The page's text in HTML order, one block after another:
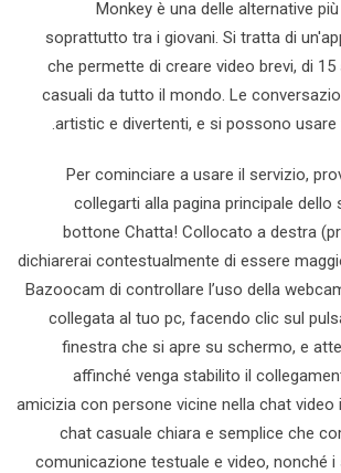
Monkey è una delle alternative
soprattutto tra i giovani. Si tratta di
che permette di creare video brevi, di
casuali da tutto il mondo. Le
artistic e divertenti, e si possono
Per cominciare a usare il servizio,
collegarti alla pagina principale
bottone Chatta! Collocato a destra
dichiarerai contestualmente di essere
Bazoocam di controllare l’uso della
collegata al tuo pc, facendo clic sul
finestra che si apre su schermo, e
affinché venga stabilito il
amicizia con persone vicine nella chat video
chat casuale chiara e semplice che
comunicazione testuale e video, nonché i